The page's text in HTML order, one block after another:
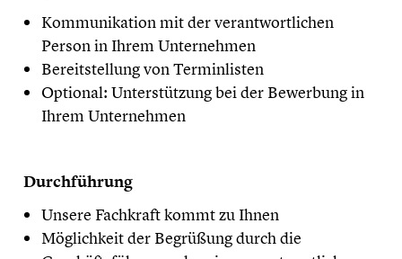
Kommunikation mit der verantwortlichen
Person in Ihrem Unternehmen
Bereitstellung von Terminlisten
Optional: Unterstützung bei der Bewerbung in
Ihrem Unternehmen
​Durchführung
Unsere Fachkraft kommt zu Ihnen
Möglichkeit der Begrüßung durch die